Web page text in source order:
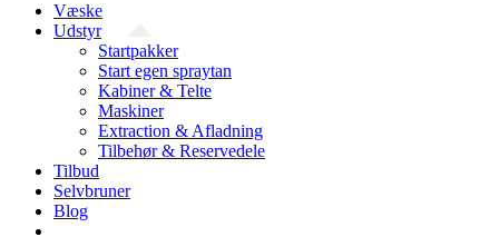
Væske
Udstyr
Startpakker
Start egen spraytan
Kabiner & Telte
Maskiner
Extraction & Afladning
Tilbehør & Reservedele
Tilbud
Selvbruner
Blog